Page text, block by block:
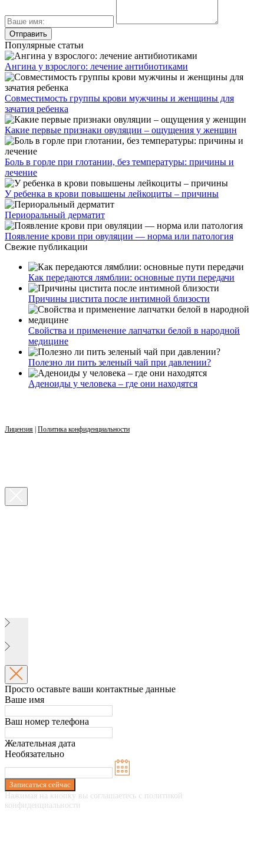
Популярные статьи
Ангина у взрослого: лечение антибиотиками
Совместимость группы крови мужчины и женщины для
зачатия ребенка
Какие первые признаки овуляции – ощущения у женщин
Боль в горле при глотании, без температуры: причины и
лечение
У ребенка в крови повышены лейкоциты – причины
Периоральный дерматит
Появление крови при овуляции — норма или патология
Свежие публикации
Как передаются лямблии: основные пути передачи
Причины цистита после интимной близости
Свойства и применение лапчатки белой в народной
медицине
Полезно ли пить зеленый чай при давлении?
Аденоиды у человека – где они находятся
Лицензия Политика конфиденциальности
Просто оставьте ваши контактные данные
Ваше имя
Ваш номер телефона
Желательная дата
Необязательно
Записаться сейчас
Нажимая на кнопку вы соглашаетесь с политикой
конфиденциальности